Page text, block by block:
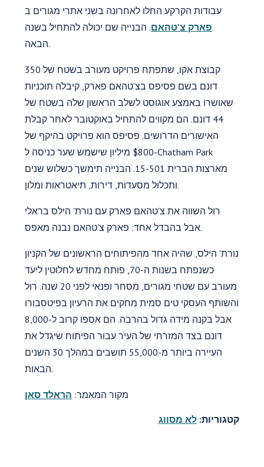
עבודות הקרקע החלו לאחרונה בשני אתרי מגורים ב
פארק צ'טהאם. הבנייה שם יכולה להתחיל בשנה
הבאה.
קבוצת אקו, שתפתח פרויקט מעורב בשטח של 350
דונם בשם פסיפס בצ'טהאם פארק, קיבלה תוכניות
שאושרו באמצע אוגוסט לשלב הראשון שלה בשטח של
44 דונם. הם מקווים להתחיל באוקטובר לאחר קבלת
האישורים הדרושים. פסיפס הוא פרויקט בהיקף של
$800 מיליון שישמש שער כניסה ל-Chatham Park
מארצות הברית 15-501. הבנייה תימשך כשלוש שנים
ותכלול מסעדות, דירות, תיאטראות ומלון.
רול השווה את צ'טהאם פארק עם נורת' הילס בראלי
אבל בהבדל אחד: פארק צ'טהאם נבנה מאפס.
נורת' הילס, שהיה אחד מהפיתוחים הראשונים של הקניון
כשנפתח בשנות ה-70, פותח מחדש לחלוטין ליעד
מעורב עם שטחי מגורים, מסחר ופנאי לפני 20 שנה. רול
והשותף העסקי טים סמית מחקים את הרעיון בפיטסבורו
אבל בקנה מידה גדול בהרבה. הם אספו קרוב ל-8,000
דונם בצד המזרחי של העיר עבור הפיתוח שיגדל את
העיירה ביותר מ-55,000 תושבים במהלך 30 השנים
הבאות.
מקור המאמר: הראלד סאן
קטגוריות: לא מסווג